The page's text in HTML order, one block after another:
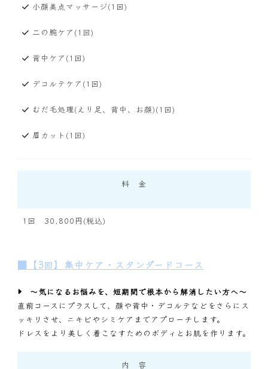
小顔美点マッサージ(1回)
二の腕ケア(1回)
背中ケア(1回)
デコルテケア(1回)
むだ毛処理(えり足、背中、お顔)(1回)
眉カット(1回)
料 金
1回 30,800円(税込)
■【3回】集中ケア・スタンダードコース
〜気になるお悩みを、短期間で根本から解消したい方へ〜
直前コースにプラスして、顔や背中・デコルテなどをさらにス
ッキリさせ、ニキビやシミケアまでアプローチします。
ドレスをより美しく着こなすためのボディとお肌を作ります。
内 容